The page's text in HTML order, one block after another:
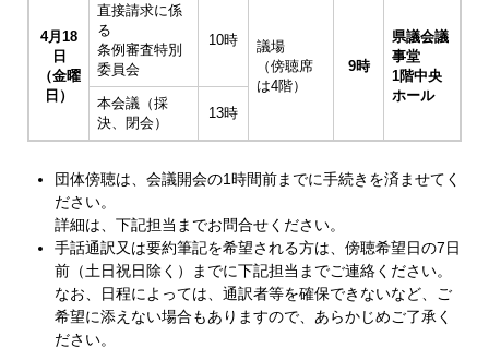
4月18
日
（金曜
日）
直接請求に係
る
条例審査特別
委員会
10時
議場
（傍聴席
は4階）
9時
県議会議
事堂
1階中央
ホール
本会議（採
決、閉会）
13時
​団体傍聴は、会議開会の1時間前までに手続きを済ませてく
ださい。
詳細は、下記担当までお問合せください。
手話通訳又は要約筆記を希望される方は、傍聴希望日の7日
前（土日祝日除く）までに下記担当までご連絡ください。
なお、日程によっては、通訳者等を確保できないなど、ご
希望に添えない場合もありますので、あらかじめご了承く
ださい。